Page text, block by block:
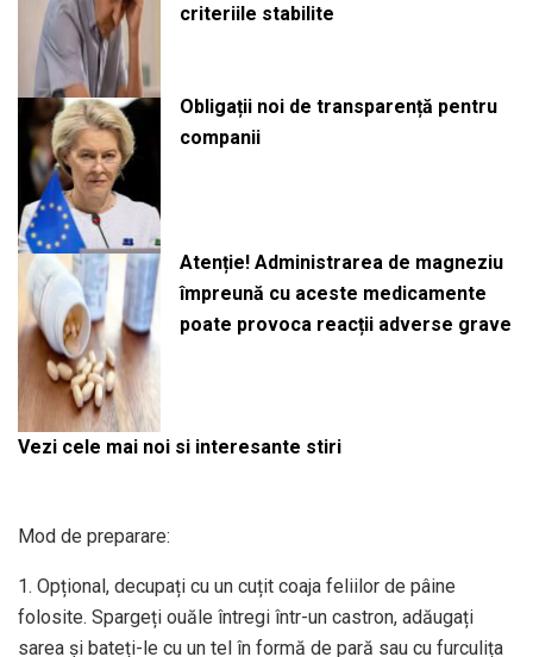
criteriile stabilite
Obligații noi de transparență pentru
companii
Atenție! Administrarea de magneziu
împreună cu aceste medicamente
poate provoca reacții adverse grave
Vezi cele mai noi si interesante stiri
Mod de preparare:
1. Opțional, decupați cu un cuțit coaja feliilor de pâine
folosite. Spargeți ouăle întregi într-un castron, adăugați
sarea și bateți-le cu un tel în formă de pară sau cu furculița